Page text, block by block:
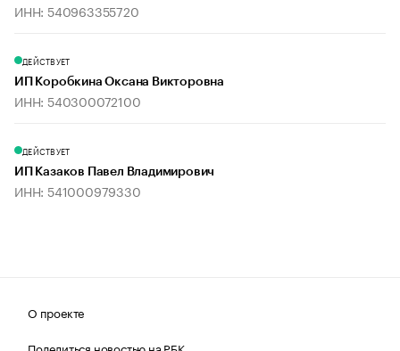
ИНН: 540963355720
ДЕЙСТВУЕТ
ИП Коробкина Оксана Викторовна
ИНН: 540300072100
ДЕЙСТВУЕТ
ИП Казаков Павел Владимирович
ИНН: 541000979330
О проекте